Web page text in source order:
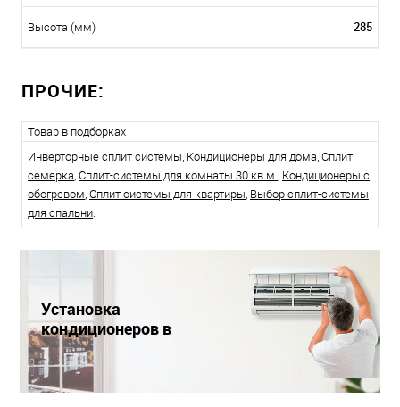
Высота (мм) 285
ПРОЧИЕ:
Товар в подборках
Инверторные сплит системы, Кондиционеры для дома, Сплит
семерка, Сплит-системы для комнаты 30 кв.м., Кондиционеры с
обогревом, Сплит системы для квартиры, Выбор сплит-системы
для спальни.
Установка
кондиционеров в
Краснодаре